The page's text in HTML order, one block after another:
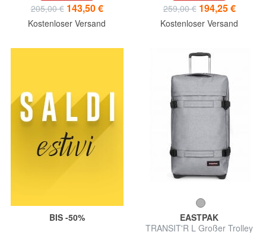
205,00 € 143,50 €
Kostenloser Versand
259,00 € 194,25 €
Kostenloser Versand
BIS -50%
EASTPAK
TRANSIT'R L Großer Trolley